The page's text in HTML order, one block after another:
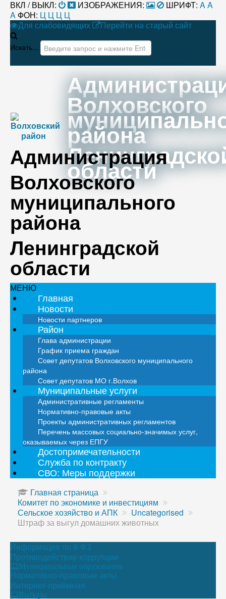
ВКЛ / ВЫКЛ: ИЗОБРАЖЕНИЯ: ШРИФТ: AA
A ФОН: Ц Ц Ц Ц
Для слабовидящих
Перейти на старый сайт
Искать...
Волховского
района
области
Администрация
Волховского
муниципального
района
Ленинградской
области
МЕНЮ
Главная
Новости
Новости партнеров
Район
Глава администрации
График приема граждан
Совет депутатов Волховского муниципального
района
Совет депутатов МО г.Волхов
Муниципальные услуги
Административные регламенты
Нормативно-правовые акты
Проекты административных регламентов
Перечень массовых социально-значимых услуг,
оказываемых через ЕПГУ
Достопримечательности
Служба по контракту
СВО: Меры поддержки
Главная страница
Комитет по экономике и инвестициям
Сельское хозяйство и АПК
Uncategorised
Штраф за выгул домашних животных
Информация по 8-ФЗ
Противодействие коррупции
Муниципальные образования
Нормативно-правовые акты
Интернет-приёмная
Выборы